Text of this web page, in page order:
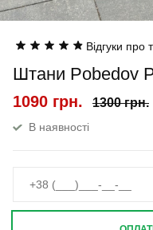
Відгуки про
Штани Pobedov
1090 грн. 1300 грн.
В наявності